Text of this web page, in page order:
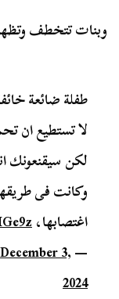
وبنات تتخطف
طفلة ضائعة
لا تستطيع ان
لكن سيقنعونك
اغتصابها،
— Karim Gahin (@karimGahin1)
December 3,
2024